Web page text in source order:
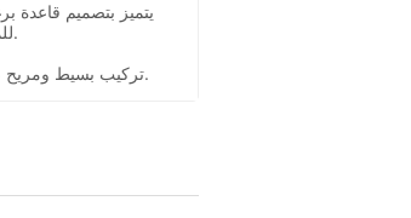
للمصابيح المتوهجة التقليدية دون تغيير الأسلاك.
* تركيب بسيط ومريح ، يمكن للمستخدمين التعامل معها بأنفسهم.